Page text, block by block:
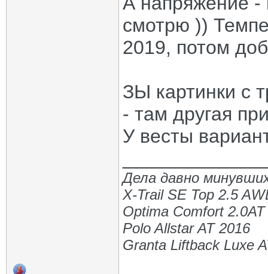
смотрю ))
2019, потом
ЗЫ картинки с
- там другая
У весты
Дела давно
X-Trail SE Top 2.5
Optima Comfort
Polo Allstar AT 2016
Granta Liftback Luxe